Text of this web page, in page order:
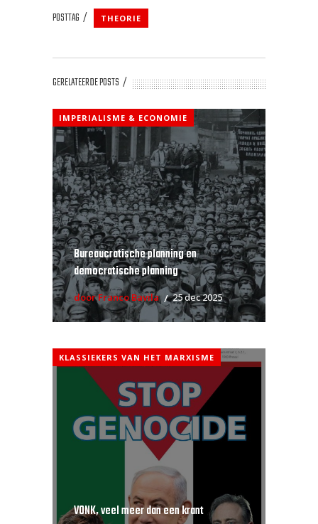
POSTTAG THEORIE
GERELATEERDE POSTS
IMPERIALISME & ECONOMIE
Bureaucratische planning en
democratische planning
door Franco Bavila 25 dec 2025
KLASSIEKERS VAN HET MARXISME
VONK, veel meer dan een krant